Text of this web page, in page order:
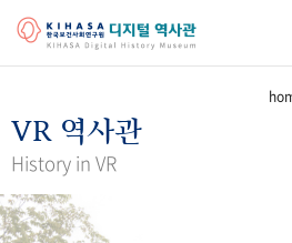
걸어온 길 기관 변천사
연구 역사
VR 역사관
History in VR